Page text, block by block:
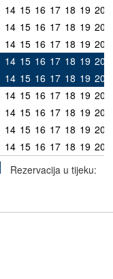
14 15 16 17 18 19 20
14 15 16 17 18 19 20
14 15 16 17 18 19 20
14 15 16 17 18 19 20
14 15 16 17 18 19 20
14 15 16 17 18 19 20
14 15 16 17 18 19 20
14 15 16 17 18 19 20
14 15 16 17 18 19 20
Rezervacija u tijeku: